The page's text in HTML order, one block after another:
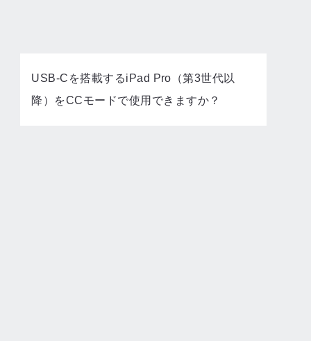
USB-Cを搭載するiPad Pro（第3世代以
降）をCCモードで使用できますか？